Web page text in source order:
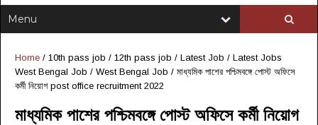
Home / 10th pass job / 12th pass job / Latest Job / Latest Jobs
West Bengal Job / West Bengal Job / মাধ্যমিক পাশের পশ্চিমবঙ্গে পোস্ট অফিসে
কর্মী নিয়োগ post office recruitment 2022
মাধ্যমিক পাশের পশ্চিমবঙ্গে পোস্ট অফিসে কর্মী নিয়োগ